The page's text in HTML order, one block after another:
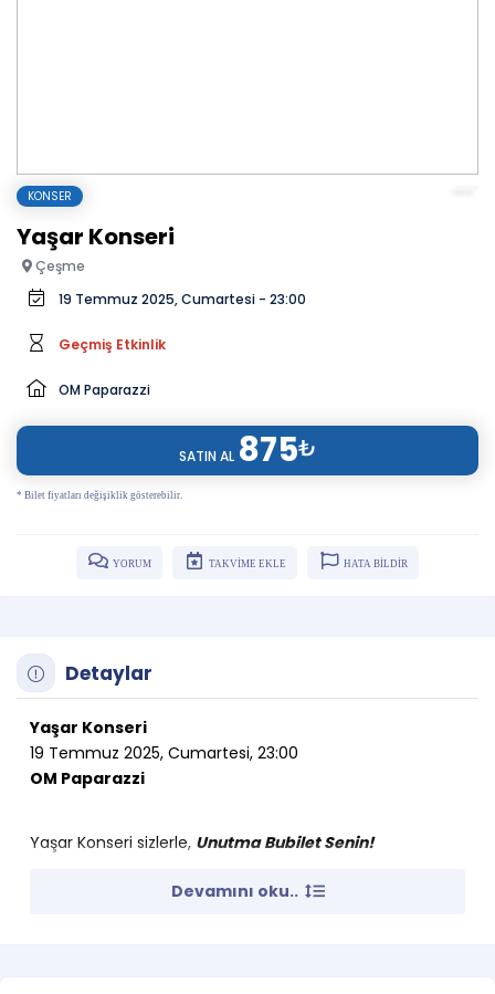
KONSER
Yaşar Konseri
Çeşme
19 Temmuz 2025, Cumartesi - 23:00
Geçmiş Etkinlik
OM Paparazzi
SATIN AL 875₺
* Bilet fiyatları değişiklik gösterebilir.
YORUM TAKVİME EKLE HATA BİLDİR
Detaylar
Yaşar Konseri
19 Temmuz 2025, Cumartesi, 23:00
OM Paparazzi
Yaşar Konseri sizlerle, Unutma Bubilet Senin!
Devamını oku..